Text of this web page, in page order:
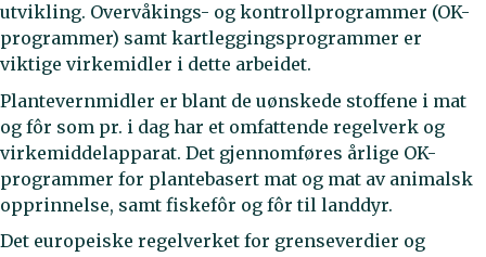
utvikling. Overvåkings- og kontrollprogrammer (OK-
programmer) samt kartleggingsprogrammer er
viktige virkemidler i dette arbeidet.
Plantevernmidler er blant de uønskede stoffene i mat
og fôr som pr. i dag har et omfattende regelverk og
virkemiddelapparat. Det gjennomføres årlige OK-
programmer for plantebasert mat og mat av animalsk
opprinnelse, samt fiskefôr og fôr til landdyr.
Det europeiske regelverket for grenseverdier og